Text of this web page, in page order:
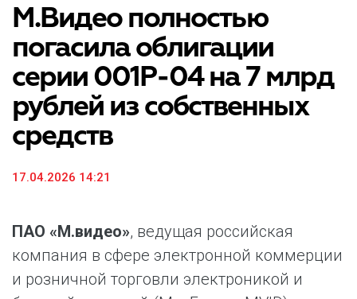
М.Видео полностью
погасила облигации
серии 001Р-04 на 7 млрд
рублей из собственных
средств
17.04.2026 14:21
ПАО «М.видео», ведущая российская
компания в сфере электронной коммерции
и розничной торговли электроникой и